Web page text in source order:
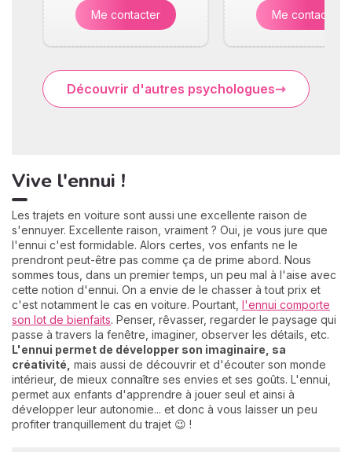
Me contacter Me contacter
Découvrir d'autres psychologues
Vive l'ennui !
Les trajets en voiture sont aussi une excellente raison de
s'ennuyer. Excellente raison, vraiment ? Oui, je vous jure que
l'ennui c'est formidable. Alors certes, vos enfants ne le
prendront peut-être pas comme ça de prime abord. Nous
sommes tous, dans un premier temps, un peu mal à l'aise avec
cette notion d'ennui. On a envie de le chasser à tout prix et
c'est notamment le cas en voiture. Pourtant, l'ennui comporte
son lot de bienfaits. Penser, rêvasser, regarder le paysage qui
passe à travers la fenêtre, imaginer, observer les détails, etc.
L'ennui permet de développer son imaginaire, sa
créativité, mais aussi de découvrir et d'écouter son monde
intérieur, de mieux connaître ses envies et ses goûts. L'ennui,
permet aux enfants d'apprendre à jouer seul et ainsi à
développer leur autonomie... et donc à vous laisser un peu
profiter tranquillement du trajet 😉 !